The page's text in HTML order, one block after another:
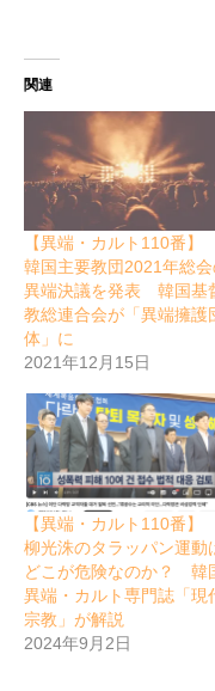
関連
【異端・カルト110番】
韓国主要教団2021年総
異端決議を発表 韓国基
教総連合会が「異端擁護
体」に
2021年12月15日
【異端・カルト110番】
柳光洙のタラッパン運動
どこが危険なのか？ 韓
異端・カルト専門誌「現
宗教」が解説
2024年9月2日